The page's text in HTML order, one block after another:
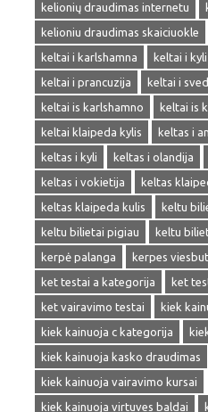
kelionių draudimas internetu
kelioniu draudimas skaiciuokle
keltai i karlshamna
keltai i kyli
keltai i prancuzija
keltai i
keltai is karlshamno
keltai is
keltai klaipeda kylis
keltas i
keltas i kyli
keltas i olandija
keltas i vokietija
keltas
keltas klaipeda kulis
keltu
keltu bilietai pigiau
keltu
kerpė palanga
kerpes
ket testai a kategorija
ket
ket vairavimo testai
kiek
kiek kainuoja c kategorija
kiek kainuoja kasko draudimas
kiek kainuoja vairavimo kursai
kiek kainuoja virtuves baldai